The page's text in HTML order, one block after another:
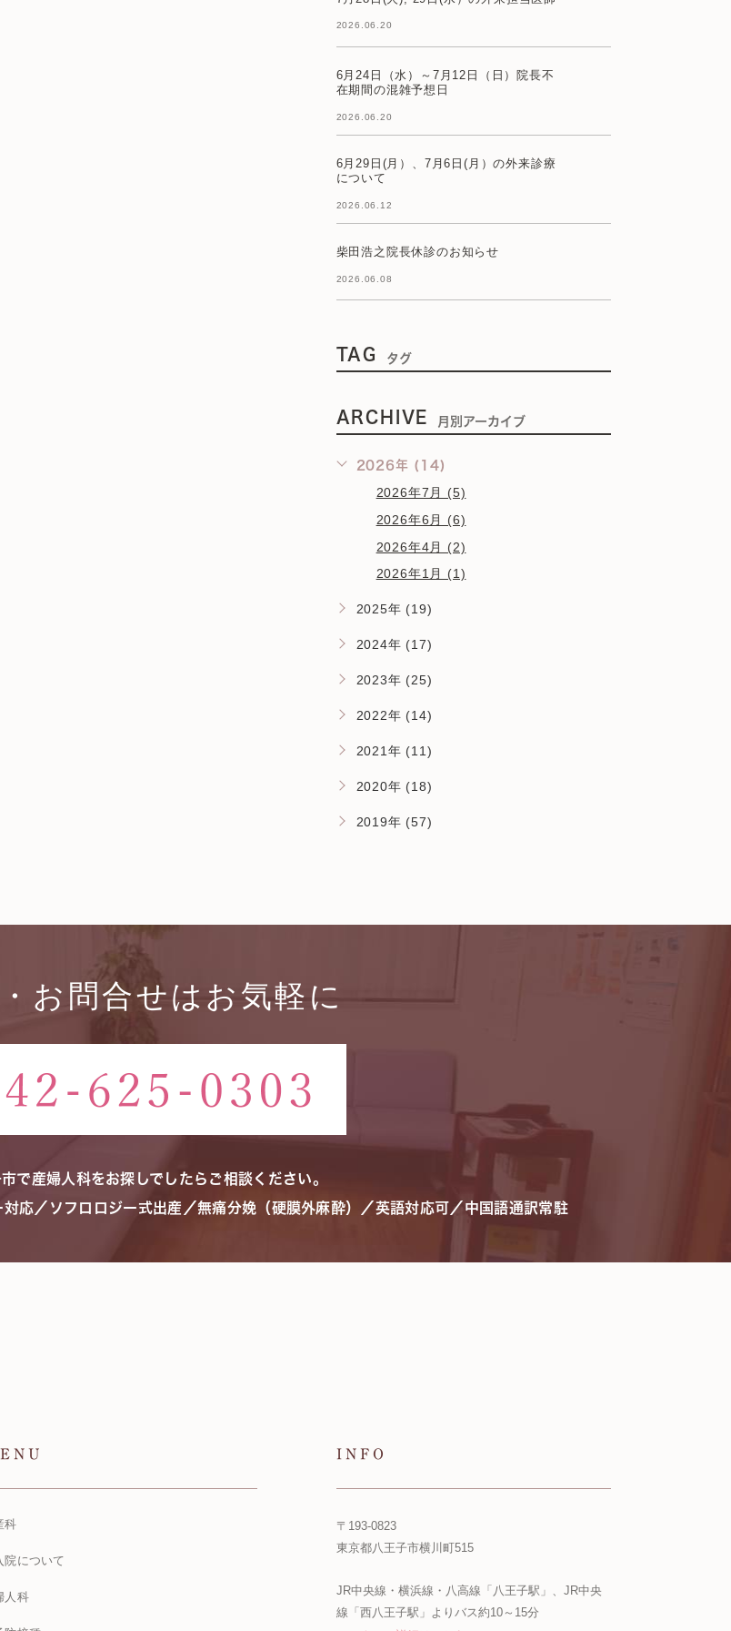
2026.06.20
6月24日（水）～7月12日（日）院長不
在期間の混雑予想日
2026.06.20
6月29日(月）、7月6日(月）の外来診療
について
2026.06.12
柴田浩之院長休診のお知らせ
2026.06.08
TAG タグ
ARCHIVE 月別アーカイブ
2026年 (14)
2026年7月 (5)
2026年6月 (6)
2026年4月 (2)
2026年1月 (1)
2025年 (19)
2024年 (17)
2023年 (25)
2022年 (14)
2021年 (11)
2020年 (18)
2019年 (57)
お問合せはお気軽に
で産婦人科をお探しでしたらご相談ください。
応／ソフロロジー式出産／無痛分娩（硬膜外麻酔）／英語対応可／中国語通訳常駐
科
院について
人科
INFO
〒193-0823
東京都八王子市横川町515
JR中央線・横浜線・八高線「八王子駅」、JR中央
線「西八王子駅」よりバス約10～15分